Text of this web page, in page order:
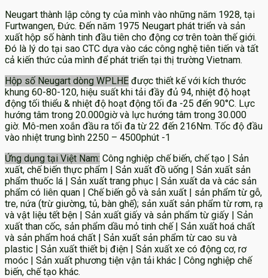
Neugart thành lập công ty của mình vào những năm 1928, tại
Furtwangen, Đức. Đến năm 1975 Neugart phát triển và sản
xuất hộp số hành tinh đầu tiên cho động cơ trên toàn thế giới.
Đó là lý do tại sao CTC dựa vào các công nghệ tiên tiến và tất
cả kiến thức của mình để phát triển tại thị trường Vietnam.
Hộp số Neugart dòng WPLHE được thiết kế với kích thước
khung 60-80-120, hiệu suất khi tải đầy đủ 94, nhiệt độ hoạt
động tối thiểu & nhiệt độ hoạt động tối đa -25 đến 90°C. Lực
hướng tâm trong 20.000giờ và lực hướng tâm trong 30.000
giờ. Mô-men xoắn đầu ra tối đa từ 22 đến 216Nm. Tốc độ đầu
vào nhiệt trung bình 2250 – 4500phút -1
Ứng dụng tại Việt Nam: Công nghiệp chế biến, chế tạo | Sản
xuất, chế biến thực phẩm | Sản xuất đồ uống | Sản xuất sản
phẩm thuốc lá | Sản xuất trang phục | Sản xuất da và các sản
phẩm có liên quan | Chế biến gỗ và sản xuất | sản phẩm từ gỗ,
tre, nứa (trừ giường, tủ, bàn ghế); sản xuất sản phẩm từ rơm, rạ
và vật liệu tết bện | Sản xuất giấy và sản phẩm từ giấy | Sản
xuất than cốc, sản phẩm dầu mỏ tinh chế | Sản xuất hoá chất
và sản phẩm hoá chất | Sản xuất sản phẩm từ cao su và
plastic | Sản xuất thiết bị điện | Sản xuất xe có động cơ, rơ
moóc | Sản xuất phương tiện vận tải khác | Công nghiệp chế
biến, chế tạo khác.